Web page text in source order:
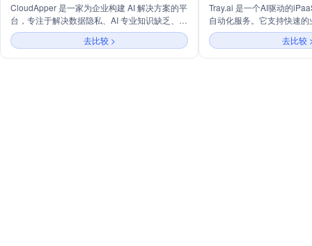
CloudApper 是一家为企业构建 AI 解决方案的平
台，专注于解决数据隐私、AI 专业知识缺乏、集
成问题和编程需求等挑战。它提供一个一站式解
决方案，允许企业自动加载数据训练 AI/LLM，
通过简单的拖放设计器定义用户体验，并增强现
去比较 >
Tray.ai 是一个AI驱动的
自动化服务。它支持快速
地将AI融入业务流程，并
通过低代码、AI增强的构
建智能代理和微服务，实
去比较